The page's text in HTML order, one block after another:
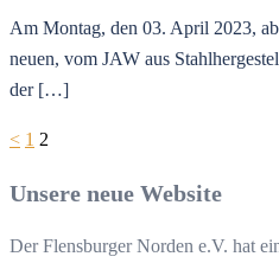
Am Montag, den 03. April 2023,
neuen, vom JAW aus
der […]
Seitennummerierung
Beiträge
< 1 2
Unsere neue Website
Der Flensburger Norden e.V. hat